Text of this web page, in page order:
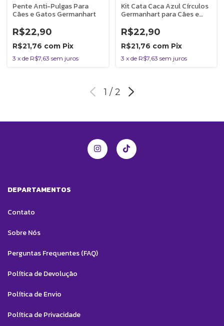
Pente Anti-Pulgas Para
Cães e Gatos Germanhart
R$22,90
R$21,76 com Pix
3 x de R$7,63 sem juros
Kit Cata Caca Azul Círculos
Germanhart para Cães e
R$22,90
R$21,76 com Pix
3 x de R$7,63 sem juros
1 / 2
DEPARTAMENTOS
Contato
Sobre Nós
Perguntas Frequentes (FAQ)
Política de Devolução
Política de Envio
Política de Privacidade